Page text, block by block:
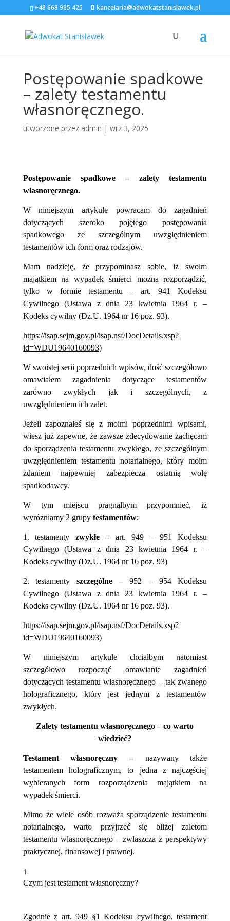
+48 668 985 425 kancelaria@adwokatstanislawek.pl
Postępowanie spadkowe
– zalety testamentu
własnoręcznego.
utworzone przez admin | wrz 3, 2025
Postępowanie spadkowe – zalety testamentu
własnoręcznego.
W niniejszym artykule powracam do zagadnień
dotyczących szeroko pojętego postępowania
spadkowego ze szczególnym uwzględnieniem
testamentów ich form oraz rodzajów.
Mam nadzieję, że przypominasz sobie, iż swoim
majątkiem na wypadek śmierci można rozporządzić,
tylko w formie testamentu – art. 941Kodeksu
Cywilnego (Ustawa z dnia 23 kwietnia 1964 r. –
Kodeks cywilny (Dz.U. 1964 nr 16 poz. 93).
https://isap.sejm.gov.pl/isap.nsf/DocDetails.xsp?
id=WDU19640160093)
W swoistej serii poprzednich wpisów, dość szczegółowo
omawiałem zagadnienia dotyczące testamentów
zarówno zwykłych jak i szczególnych, z
uwzględnieniem ich zalet.
Jeżeli zapoznałeś się z moimi poprzednimi wpisami,
wiesz już zapewne, że zawsze zdecydowanie zachęcam
do sporządzenia testamentu zwykłego, ze szczególnym
uwzględnieniem testamentu notarialnego, który moim
zdaniem najpewniej zabezpiecza ostatnią wolę
spadkodawcy.
W tym miejscu pragnąłbym przypomnieć, iż
wyróżniamy 2 grupy testamentów:
1. testamenty zwykłe – art. 949 – 951 Kodeksu
Cywilnego(Ustawa z dnia 23 kwietnia 1964 r. –
Kodeks cywilny (Dz.U. 1964 nr 16 poz. 93)
2. testamentyszczególne –952 – 954 Kodeksu
Cywilnego (Ustawa z dnia 23 kwietnia 1964 r. –
Kodeks cywilny (Dz.U. 1964 nr 16 poz. 93).
https://isap.sejm.gov.pl/isap.nsf/DocDetails.xsp?
id=WDU19640160093)
W niniejszym artykule chciałbym natomiast
szczegółowo rozpocząć omawianie zagadnień
dotyczących testamentu własnoręcznego – tak zwanego
holograficznego, który jest jednym z testamentów
zwykłych.
Zalety testamentu własnoręcznego – co warto
wiedzieć?
Testament własnoręczny –nazywany także
testamentem holograficznym, to jedna z najczęściej
wybieranych form rozporządzenia majątkiem na
wypadek śmierci.
Mimo że wiele osób rozważa sporządzenie testamentu
notarialnego, warto przyjrzeć się bliżej zaletom
testamentu własnoręcznego – zwłaszcza z perspektywy
praktycznej, finansowej i prawnej.
Czym jest testament własnoręczny?
Zgodnie z art. 949 §1 Kodeksu cywilnego, testament